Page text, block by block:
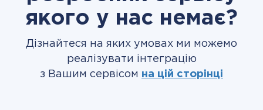
якого у нас немає?
Дізнайтеся на яких умовах ми можемо
реалізувати інтеграцію
з Вашим сервісом на цій сторінці